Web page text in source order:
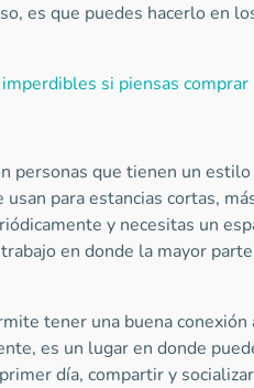
es que puedes hacerlo en
si piensas
personas que tienen un estilo
para estancias cortas,
y necesitas un
en donde la mayor
tener una buena
es un lugar en donde
día, compartir y